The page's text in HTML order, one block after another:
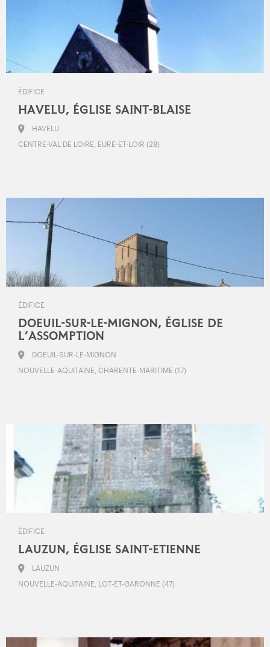
ÉDIFICE
HAVELU, ÉGLISE SAINT-BLAISE
HAVELU
CENTRE-VAL DE LOIRE, EURE-ET-LOIR (28)
ÉDIFICE
DOEUIL-SUR-LE-MIGNON, ÉGLISE DE
L’ASSOMPTION
DOEUIL-SUR-LE-MIGNON
NOUVELLE-AQUITAINE, CHARENTE-MARITIME (17)
ÉDIFICE
LAUZUN, ÉGLISE SAINT-ETIENNE
LAUZUN
NOUVELLE-AQUITAINE, LOT-ET-GARONNE (47)